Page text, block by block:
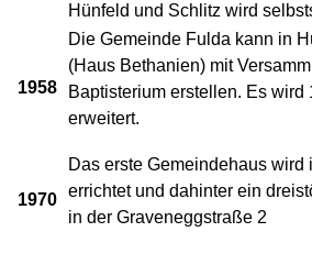
Hünfeld und Schlitz wird
1958
Die Gemeinde Fulda kann in
(Haus Bethanien) mit
Baptisterium erstellen. Es wird
erweitert.
1970
Das erste Gemeindehaus wird
errichtet und dahinter ein
in der Graveneggstraße 2